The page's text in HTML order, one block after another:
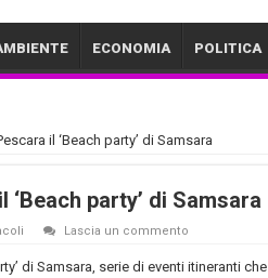
ECONOMIA POLITICA
il ‘Beach party’ di Samsara
party’ di Samsara
Lascia un commento
di Samsara, serie di eventi itineranti che